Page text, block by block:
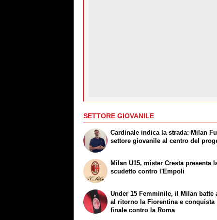
SETTORE GIOVANILE
Cardinale indica la strada: Milan
settore giovanile al centro del
Milan U15, mister Cresta presenta
scudetto contro l'Empoli
Under 15 Femminile, il Milan batte
al ritorno la Fiorentina e conquista
finale contro la Roma